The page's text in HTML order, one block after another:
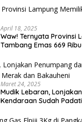
April 18, 2025
Waw! Ternyata Provinsi
Tambang Emas 669
Maret 24, 2025
Mudik Lebaran,
Kendaraan Sudah